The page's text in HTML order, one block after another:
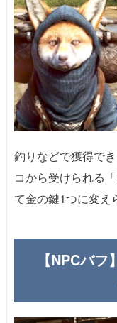
釣りなどで獲得で
コから受けられる
て金の鍵1つに変え
【NPCバ